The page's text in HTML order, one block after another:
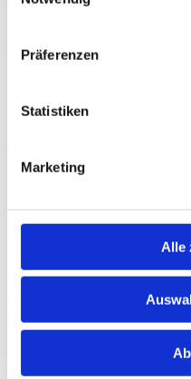
Präferenzen
Statistiken
Marketing
Alle
sowie bewährte Best Practices
Auch lange nach dem Launch
Seite.
Die
Von strategischer Planung,
zu SEO-Optimierung,
wir liefern eine nahtlose
kundenrezensionen